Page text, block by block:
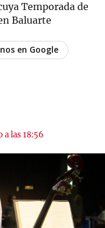
Temporada de
Baluarte
a las 18:56
en Google